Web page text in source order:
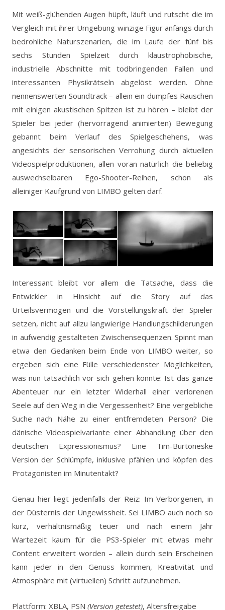
Mit weiß-glühenden Augen hüpft, läuft und rutscht die im
Vergleich mit ihrer Umgebung winzige Figur anfangs durch
bedrohliche Naturszenarien, die im Laufe der fünf bis
sechs Stunden Spielzeit durch klaustrophobische,
industrielle Abschnitte mit todbringenden Fallen und
interessanten Physikrätseln abgelöst werden. Ohne
nennenswerten Soundtrack – allein ein dumpfes Rauschen
mit einigen akustischen Spitzen ist zu hören – bleibt der
Spieler bei jeder (hervorragend animierten) Bewegung
gebannt beim Verlauf des Spielgeschehens, was
angesichts der sensorischen Verrohung durch aktuellen
Videospielproduktionen, allen voran natürlich die beliebig
auswechselbaren Ego-Shooter-Reihen, schon als
alleiniger Kaufgrund von LIMBO gelten darf.
Interessant bleibt vor allem die Tatsache, dass die
Entwickler in Hinsicht auf die Story auf das
Urteilsvermögen und die Vorstellungskraft der Spieler
setzen, nicht auf allzu langwierige Handlungschilderungen
in aufwendig gestalteten Zwischensequenzen. Spinnt man
etwa den Gedanken beim Ende von LIMBO weiter, so
ergeben sich eine Fülle verschiedenster Möglichkeiten,
was nun tatsächlich vor sich gehen könnte: Ist das ganze
Abenteuer nur ein letzter Widerhall einer verlorenen
Seele auf den Weg in die Vergessenheit? Eine vergebliche
Suche nach Nähe zu einer entfremdeten Person? Die
dänische Videospielvariante einer Abhandlung über den
deutschen Expressionismus? Eine Tim-Burtoneske
Version der Schlümpfe, inklusive pfählen und köpfen des
Protagonisten im Minutentakt?
Genau hier liegt jedenfalls der Reiz: Im Verborgenen, in
der Düsternis der Ungewissheit. Sei LIMBO auch noch so
kurz, verhältnismäßig teuer und nach einem Jahr
Wartezeit kaum für die PS3-Spieler mit etwas mehr
Content erweitert worden – allein durch sein Erscheinen
kann jeder in den Genuss kommen, Kreativität und
Atmosphäre mit (virtuellen) Schritt aufzunehmen.
Plattform: XBLA, PSN (Version getestet), Altersfreigabe